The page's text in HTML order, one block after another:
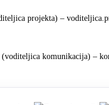
projekta) –
komunikacija) –